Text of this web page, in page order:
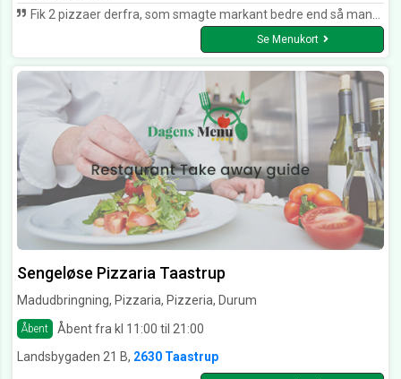
Fik 2 pizzaer derfra, som smagte markant bedre end så mange andre pizzariaer - Kort sagt, pizzaer herfra smager langt bedre sammensat, og føles mere som et ordentligt måltid istedet for fastfood, i forhold til andre restauranter.
Se Menukort
Sengeløse Pizzaria Taastrup
Madudbringning, Pizzaria, Pizzeria, Durum
Åbent
Åbent fra kl 11:00 til 21:00
Landsbygaden 21 B, 2630 Taastrup